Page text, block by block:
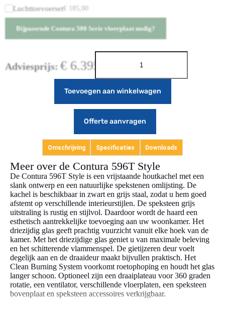
Luchttoevoerset€ 185,00
Bijpassende Contura 500 Serie vloerplaat nodig?
Adviesprijs: € 6.395,00
Toevoegen aan winkelwagen
Offerte aanvragen
Omschrijving Specificaties Downloads
Meer over de Contura 596T Style
De Contura 596T Style is een vrijstaande houtkachel met een
slank ontwerp en een natuurlijke spekstenen omlijsting. De
kachel is beschikbaar in zwart en grijs staal, zodat u hem goed
afstemt op verschillende interieurstijlen. De speksteen grijs
uitstraling is rustig en stijlvol. Daardoor wordt de haard een
esthetisch aantrekkelijke toevoeging aan uw woonkamer. Het
driezijdig glas geeft prachtig vuurzicht vanuit elke hoek van de
kamer. Met het driezijdige glas geniet u van maximale beleving
en het schitterende vlammenspel. De gietijzeren deur voelt
degelijk aan en de draaideur maakt bijvullen praktisch. Het
Clean Burning System voorkomt roetophoping en houdt het glas
langer schoon. Optioneel zijn een draaiplateau voor 360 graden
rotatie, een ventilator, verschillende vloerplaten, een speksteen
bovenplaat en speksteen accessoires verkrijgbaar.